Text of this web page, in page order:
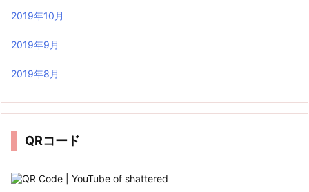
2019年10月
2019年9月
2019年8月
QRコード